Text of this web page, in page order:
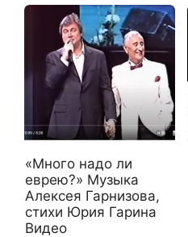
«Много надо ли
еврею?» Музыка
Алексея Гарнизова,
стихи Юрия Гарина
Видео